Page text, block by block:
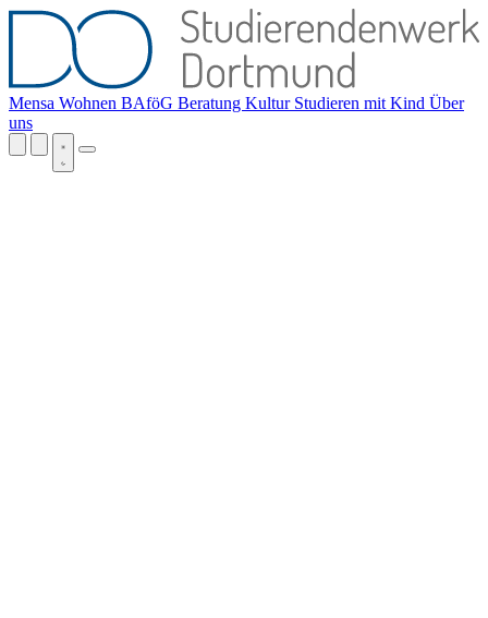
Mensa Wohnen BAföG Beratung Kultur Studieren mit Kind Über
uns